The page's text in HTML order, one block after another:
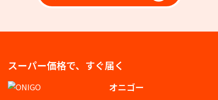
スーパー価格で、すぐ届く
オニゴー